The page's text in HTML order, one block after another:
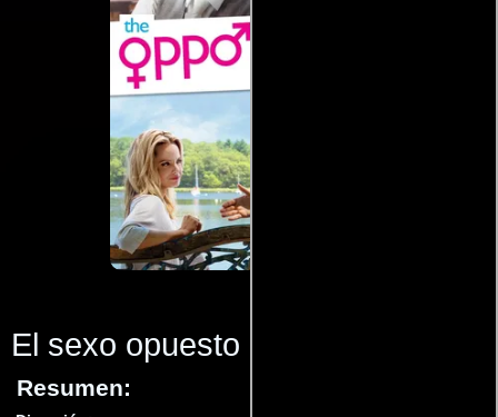
El sexo opuesto
Resumen: